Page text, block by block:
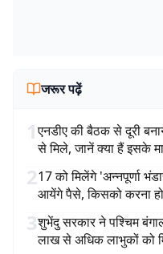
जरूर पढ़ें
1एनडीए की बैठक से दूरी
से मिले, जानें क्या हैं इसके
217 को मिलेंगे 'अन्नपूर्णा
आयेंगे पैसे, किसको करना
3शुभेंदु सरकार ने पश्चिम
लाख से अधिक लाभुकों को